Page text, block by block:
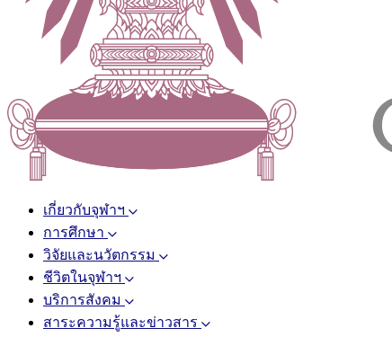
เกี่ยวกับจุฬาฯ
การศึกษา
วิจัยและนวัตกรรม
ชีวิตในจุฬาฯ
บริการสังคม
สาระความรู้และข่าวสาร